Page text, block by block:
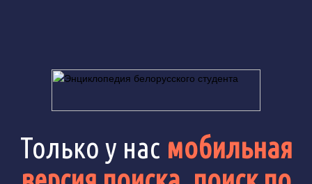
Только у нас мобильная